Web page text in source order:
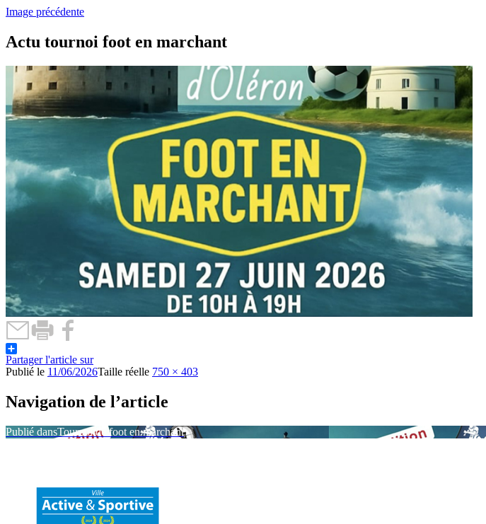
Image précédente
Actu tournoi foot en marchant
Partager l'article sur
Publié le 11/06/2026Taille réelle 750 × 403
Navigation de l’article
Publié dansTournoi de foot en marchant